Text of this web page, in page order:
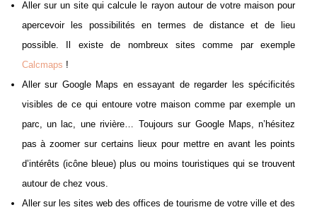
Aller sur un site qui calcule le rayon autour de votre maison pour
apercevoir les possibilités en termes de distance et de lieu
possible. Il existe de nombreux sites comme par exemple
Calcmaps !
Aller sur Google Maps en essayant de regarder les spécificités
visibles de ce qui entoure votre maison comme par exemple un
parc, un lac, une rivière… Toujours sur Google Maps, n’hésitez
pas à zoomer sur certains lieux pour mettre en avant les points
d’intérêts (icône bleue) plus ou moins touristiques qui se trouvent
autour de chez vous.
Aller sur les sites web des offices de tourisme de votre ville et des